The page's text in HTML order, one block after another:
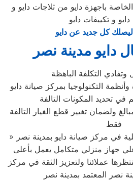
باجهزة دايو من ثلاجات دايو و
و تكييفات دايو
كل جديد عن دايو
دايو مدينة نصر
وتفادي التكلفة الباهظة
التكنولوجيا بمركز صيانة دايو
في تحديد المكونات التالفة
ولضمان تغيير قطع الغيار التالفة
فقط
جهاز منزلي متكامل يعمل بأعلى
عملائنا ولتعزيز الثقة في مركز